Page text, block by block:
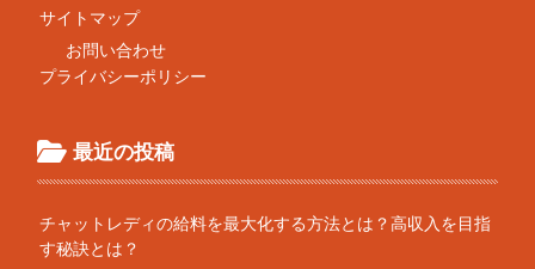
サイトマップ
お問い合わせ
プライバシーポリシー
最近の投稿
チャットレディの給料を最大化する方法とは？高収入を目指
す秘訣とは？